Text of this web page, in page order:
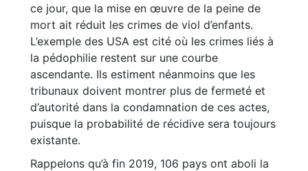
ce jour, que la mise en œuvre de la peine de
mort ait réduit les crimes de viol d’enfants.
L’exemple des USA est cité où les crimes liés à
la pédophilie restent sur une courbe
ascendante. Ils estiment néanmoins que les
tribunaux doivent montrer plus de fermeté et
d’autorité dans la condamnation de ces actes,
puisque la probabilité de récidive sera toujours
existante.
Rappelons qu’à fin 2019, 106 pays ont aboli la